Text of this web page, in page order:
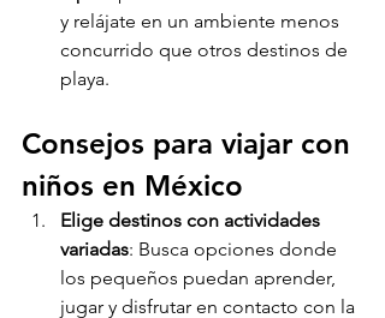
y relájate en un ambiente menos
concurrido que otros destinos de
playa.
Consejos para viajar con
niños en México
Elige destinos con actividades
variadas: Busca opciones donde
los pequeños puedan aprender,
jugar y disfrutar en contacto con la